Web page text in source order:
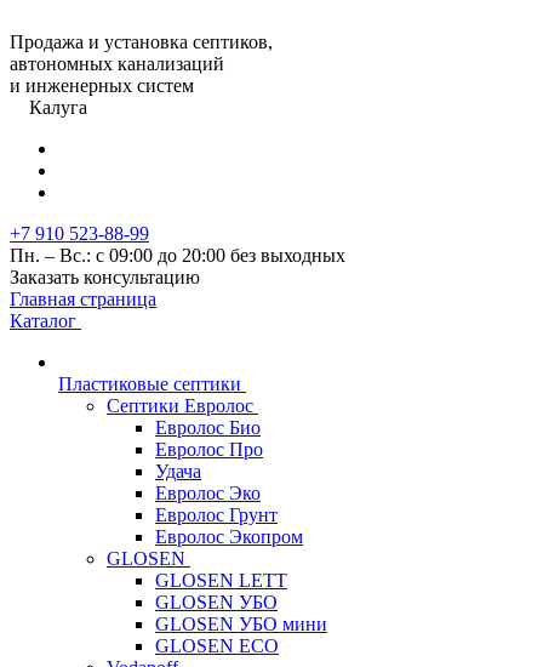
Продажа и установка септиков,
автономных канализаций
и инженерных систем
Калуга
+7 910 523-88-99
Пн. – Вс.: с 09:00 до 20:00 без выходных
Заказать консультацию
Главная страница
Каталог
Пластиковые септики
Септики Евролос
Евролос Био
Евролос Про
Удача
Евролос Эко
Евролос Грунт
Евролос Экопром
GLOSEN
GLOSEN LETT
GLOSEN УБО
GLOSEN УБО мини
GLOSEN ECO